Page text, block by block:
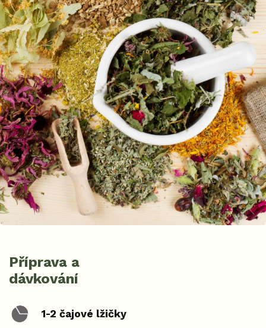
Příprava a
dávkování
1-2 čajové lžičky